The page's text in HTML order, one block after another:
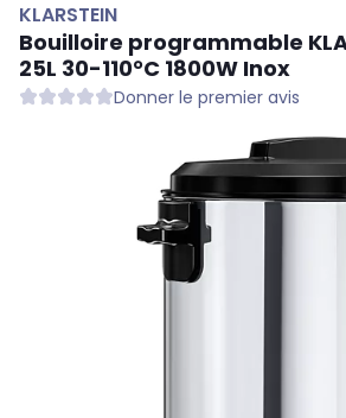
KLARSTEIN
Bouilloire programmable
25L 30-110°C 1800W Inox
Donner le premier avis